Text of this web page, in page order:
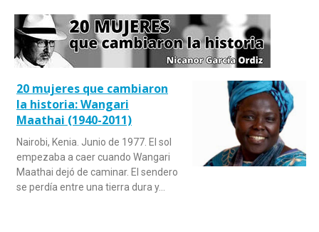
20 mujeres que cambiaron
la historia: Wangari
Maathai (1940-2011)
Nairobi, Kenia. Junio de 1977. El sol
empezaba a caer cuando Wangari
Maathai dejó de caminar. El sendero
se perdía entre una tierra dura y…